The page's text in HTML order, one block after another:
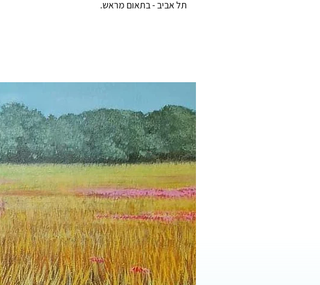
תל אביב - בתאום מראש.